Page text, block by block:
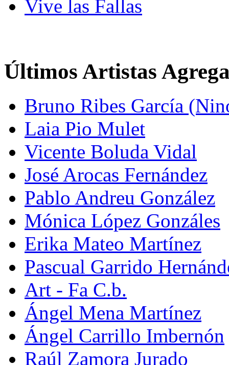
Vive las Fallas
Últimos Artistas
Bruno Ribes García
Laia Pio Mulet
Vicente Boluda Vidal
José Arocas Fernández
Pablo Andreu González
Mónica López Gonzáles
Erika Mateo Martínez
Pascual Garrido
Art - Fa C.b.
Ángel Mena Martínez
Ángel Carrillo Imbernón
Raúl Zamora Jurado